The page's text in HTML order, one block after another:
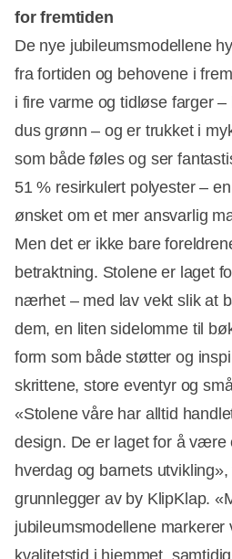
for fremtiden
De nye jubileumsmodellene
fra fortiden og behovene i
i fire varme og tidløse farger
dus grønn – og er trukket i
som både føles og ser
51 % resirkulert polyester –
ønsket om et mer ansvarlig
Men det er ikke bare
betraktning. Stolene er laget
nærhet – med lav vekt slik at
dem, en liten sidelomme til
form som både støtter og
skrittene, store eventyr og
«Stolene våre har alltid
design. De er laget for å være
hverdag og barnets
grunnlegger av by KlipKlap.
jubileumsmodellene markerer